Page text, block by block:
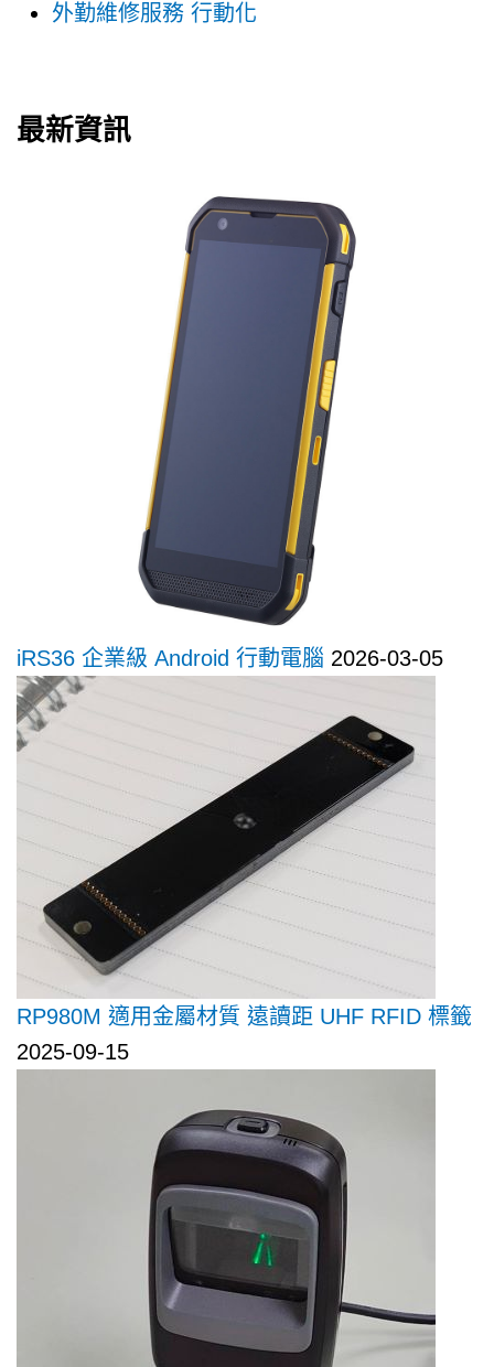
外勤維修服務 行動化
最新資訊
iRS36 企業級 Android 行動電腦 2026-03-05
RP980M 適用金屬材質 遠讀距 UHF RFID 標籤
2025-09-15